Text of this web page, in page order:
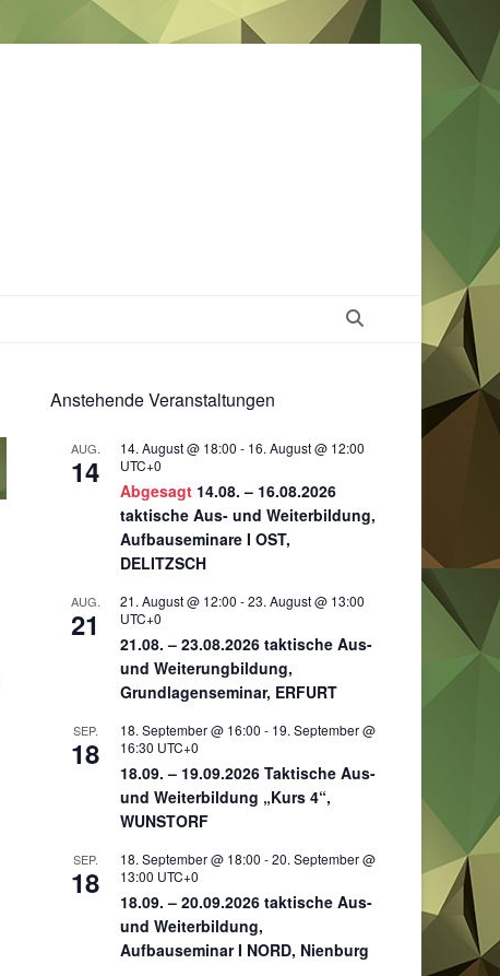
Suchen
Anstehende Veranstaltungen
AUG.
14
14. August @ 18:00 - 16. August @ 12:00
UTC+0
Abgesagt 14.08. – 16.08.2026
taktische Aus- und Weiterbildung,
Aufbauseminare I OST,
DELITZSCH
AUG.
21
21. August @ 12:00 -23. August @ 13:00
UTC+0
21.08. – 23.08.2026 taktische Aus-
und Weiterungbildung,
Grundlagenseminar, ERFURT
SEP.
18
18. September @ 16:00 - 19. September @
16:30 UTC+0
18.09. – 19.09.2026 Taktische Aus-
und Weiterbildung „Kurs 4“,
WUNSTORF
SEP.
18
18. September @ 18:00 -20. September @
13:00 UTC+0
18.09. – 20.09.2026 taktische Aus-
und Weiterbildung,
Aufbauseminar I NORD, Nienburg